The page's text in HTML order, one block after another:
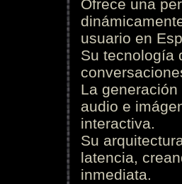
Ofrece una
usuario en
Su tecnología
La
audio e
interactiva.
Su
latencia,
inmediata.